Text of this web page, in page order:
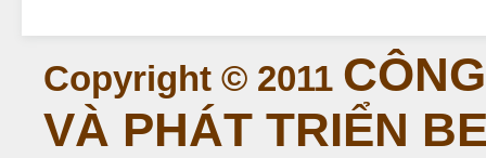
Copyright © 2011
VÀ PHÁT TRIỂN